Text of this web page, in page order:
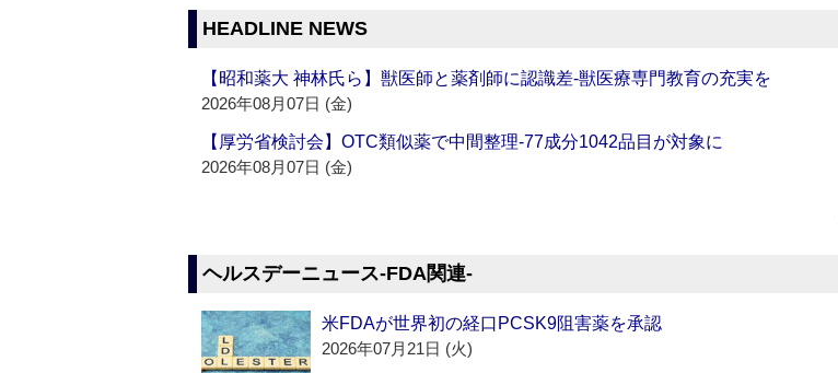
HEADLINE NEWS
【昭和薬大 神林氏ら】獣医師と薬剤師に認識差‐獣医療専門教育の充実を
2026年08月07日 (金)
【厚労省検討会】OTC類似薬で中間整理‐77成分1042品目が対象に
2026年08月07日 (金)
ヘルスデーニュース‐FDA関連‐
米FDAが世界初の経口PCSK9阻害薬を承認
2026年07月21日 (火)